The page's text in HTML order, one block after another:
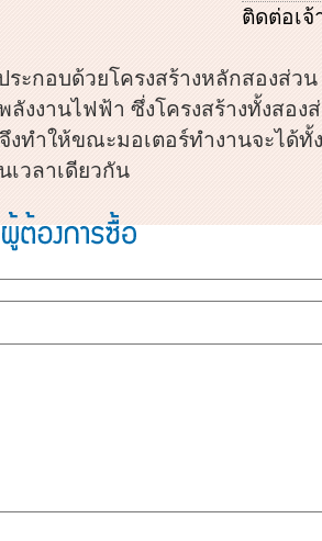
ติดต่อเจ้
ระกอบด้วยโครงสร้างหลักสองส่ว
ลังงานไฟฟ้า ซึ่งโครงสร้างทั้งสอ
งทำให้ขณะมอเตอร์ทำงานจะได้ทั้
วลาเดียวกัน